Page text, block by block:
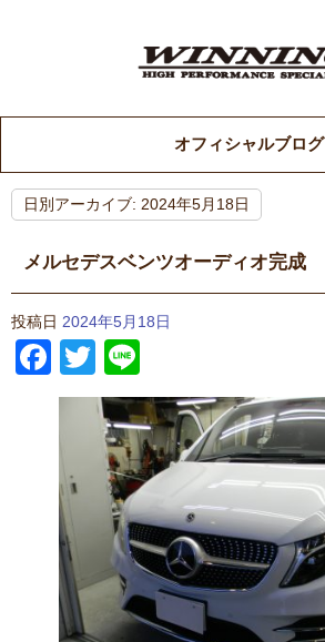
オフィシャルブログ
日別アーカイブ: 2024年5月18日
メルセデスベンツオーディオ完成
投稿日 2024年5月18日
Facebook
Twitter